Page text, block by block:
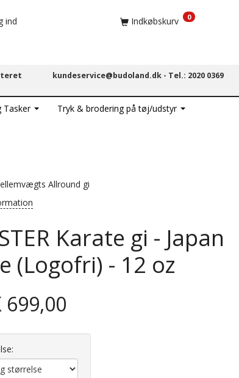
ind Indkøbskurv 0
kundeservice@budoland.dk - Tel.: 2020 0369
Tasker
Tryk & brodering på tøj/udstyr
Allround gi
Karate gi - Japan
(Logofri) - 12 oz
699,00